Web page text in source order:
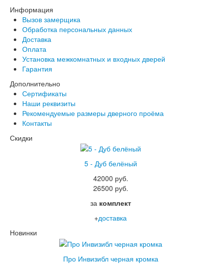
Лабиринт Норд Плюс
Лабиринт Нью Йорк
Лабиринт Пиано Смарт 2.0
Лабиринт Полярис лайт
Лабиринт Роял
Лабиринт Сильвер
Лабиринт Сияна
Лабиринт Скайлаб
Лабиринт Соналаб
Лабиринт Термолайт
Лабиринт Термомагнит
Лабиринт Трендо
Лабиринт Тундра Плюс
Лабиринт Шторм
Двери Про
Двери Интекрон
Интекрон Брайтон Антрацит
Информация
Вызов замерщика
Обработка персональных данных
Доставка
Оплата
Установка межкомнатных и входных дверей
Гарантия
Дополнительно
Сертификаты
Наши реквизиты
Рекомендуемые размеры дверного проёма
Контакты
Скидки
5 - Дуб белёный
42000 руб.
26500 руб.
за комплект
+доставка
Новинки
Про Инвизибл черная кромка